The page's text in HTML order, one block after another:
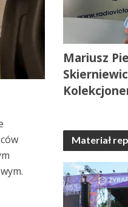
Mariusz
Materiał